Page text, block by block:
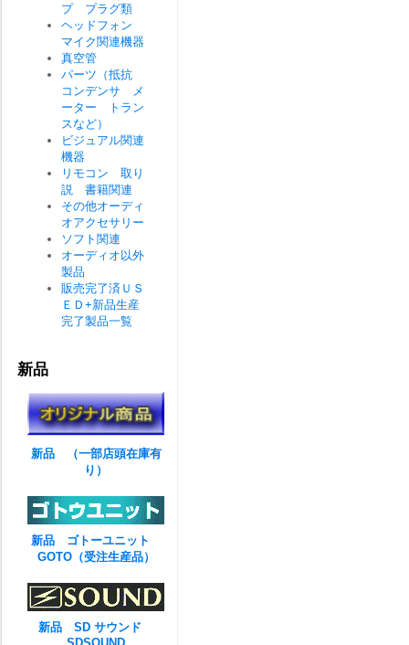
プ プラグ類
ヘッドフォン
マイク関連機器
真空管
パーツ（抵抗
コンデンサ メ
ーター トラン
スなど）
ビジュアル関連
機器
リモコン 取り
説 書籍関連
その他オーディ
オアクセサリー
ソフト関連
オーディオ以外
製品
販売完了済ＵＳ
ＥＤ+新品生産
完了製品一覧
新品
新品 （一部店頭在庫有
り）
新品 ゴトーユニット
GOTO（受注生産品）
新品 SD サウンド